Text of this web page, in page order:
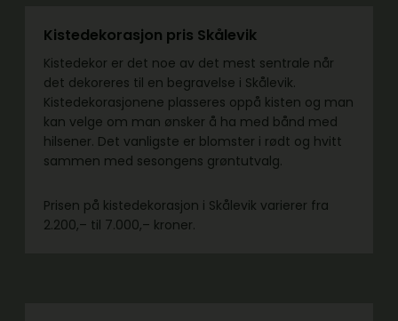
Kistedekorasjon pris Skålevik
Kistedekor er det noe av det mest sentrale når
det dekoreres til en begravelse i Skålevik.
Kistedekorasjonene plasseres oppå kisten og man
kan velge om man ønsker å ha med bånd med
hilsener. Det vanligste er blomster i rødt og hvitt
sammen med sesongens grøntutvalg.
Prisen på kistedekorasjon i Skålevik varierer fra
2.200,– til 7.000,– kroner.